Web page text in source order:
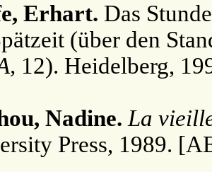
Erhart. Das
(über den
12). Heidelberg,
Nadine. La
Press, 1989.